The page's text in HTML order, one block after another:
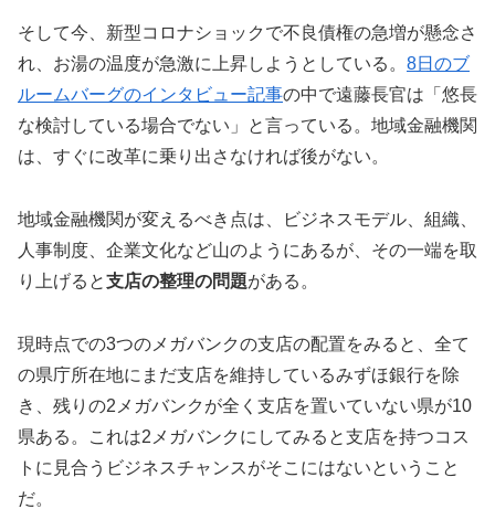
そして今、新型コロナショックで不良債権の急増が懸念さ
れ、お湯の温度が急激に上昇しようとしている。 8日のブ
ルームバーグのインタビュー記事の中で遠藤長官は「悠長
な検討している場合でない」と言っている。地域金融機関
は、すぐに改革に乗り出さなければ後がない。
地域金融機関が変えるべき点は、ビジネスモデル、組織、
人事制度、企業文化など山のようにあるが、その一端を取
り上げると支店の整理の問題がある。
現時点での3つのメガバンクの支店の配置をみると、全て
の県庁所在地にまだ支店を維持しているみずほ銀行を除
き、残りの2メガバンクが全く支店を置いていない県が10
県ある。これは2メガバンクにしてみると支店を持つコス
トに見合うビジネスチャンスがそこにはないということ
だ。